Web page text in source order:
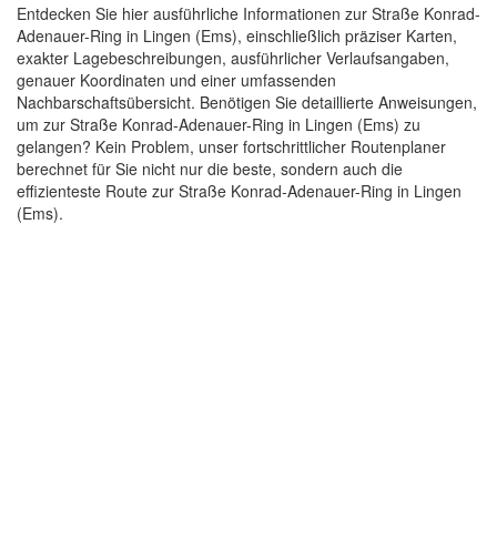
Entdecken Sie hier ausführliche Informationen zur Straße Konrad-
Adenauer-Ring in Lingen (Ems), einschließlich präziser Karten,
exakter Lagebeschreibungen, ausführlicher Verlaufsangaben,
genauer Koordinaten und einer umfassenden
Nachbarschaftsübersicht. Benötigen Sie detaillierte Anweisungen,
um zur Straße Konrad-Adenauer-Ring in Lingen (Ems) zu
gelangen? Kein Problem, unser fortschrittlicher Routenplaner
berechnet für Sie nicht nur die beste, sondern auch die
effizienteste Route zur Straße Konrad-Adenauer-Ring in Lingen
(Ems).